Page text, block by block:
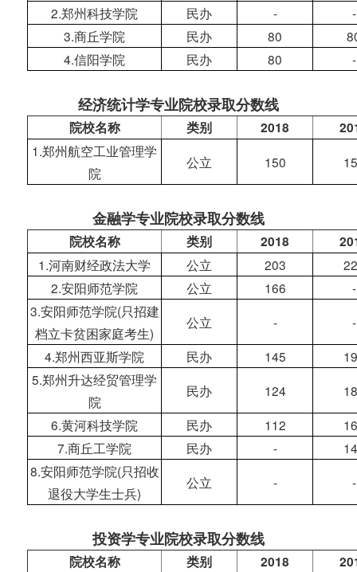
2.郑州科技学院
民办 -
-
3.商丘学院
民办 80
4.信阳学院
民办 80 -
经济统计学专业院校录取分数线
院校名称 类别 2018
1.郑州航空工业管理学
院
公立 150
金融学专业院校录取分数线
院校名称 类别 2018
1.河南财经政法大学
公立 203
2.安阳师范学院
公立 166
-
3.安阳师范学院(只招建
档立卡贫困家庭考生)
公立 -
-
4.郑州西亚斯学院
民办 145
5.郑州升达经贸管理学
院
民办 124
6.黄河科技学院
民办 112
7.商丘工学院
民办 -
8.安阳师范学院(只招收
退役大学生士兵)
公立 - -
投资学专业院校录取分数线
院校名称 类别 2018